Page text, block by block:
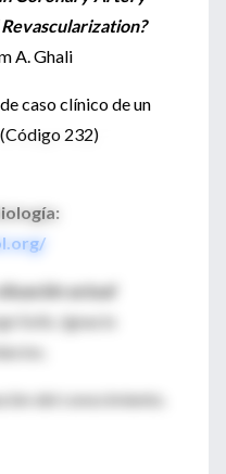
A. Ghali
caso clínico de un
232)
actual
Solis, Ignacio
del conocimiento.